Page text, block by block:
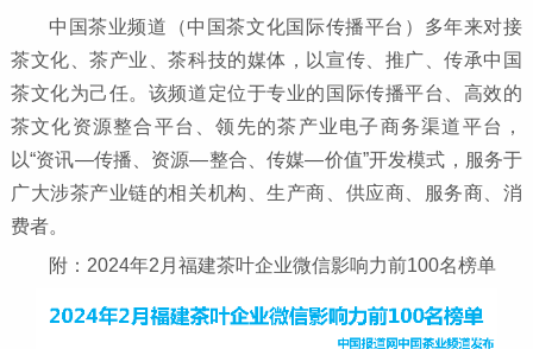
中国茶业频道（中国茶文化国际传播平台）多年来对接
茶文化、茶产业、茶科技的媒体，以宣传、推广、传承中国
茶文化为己任。该频道定位于专业的国际传播平台、高效的
茶文化资源整合平台、领先的茶产业电子商务渠道平台，
以“资讯—传播、资源—整合、传媒—价值”开发模式，服务于
广大涉茶产业链的相关机构、生产商、供应商、服务商、消
费者。
附：2024年2月福建茶叶企业微信影响力前100名榜单